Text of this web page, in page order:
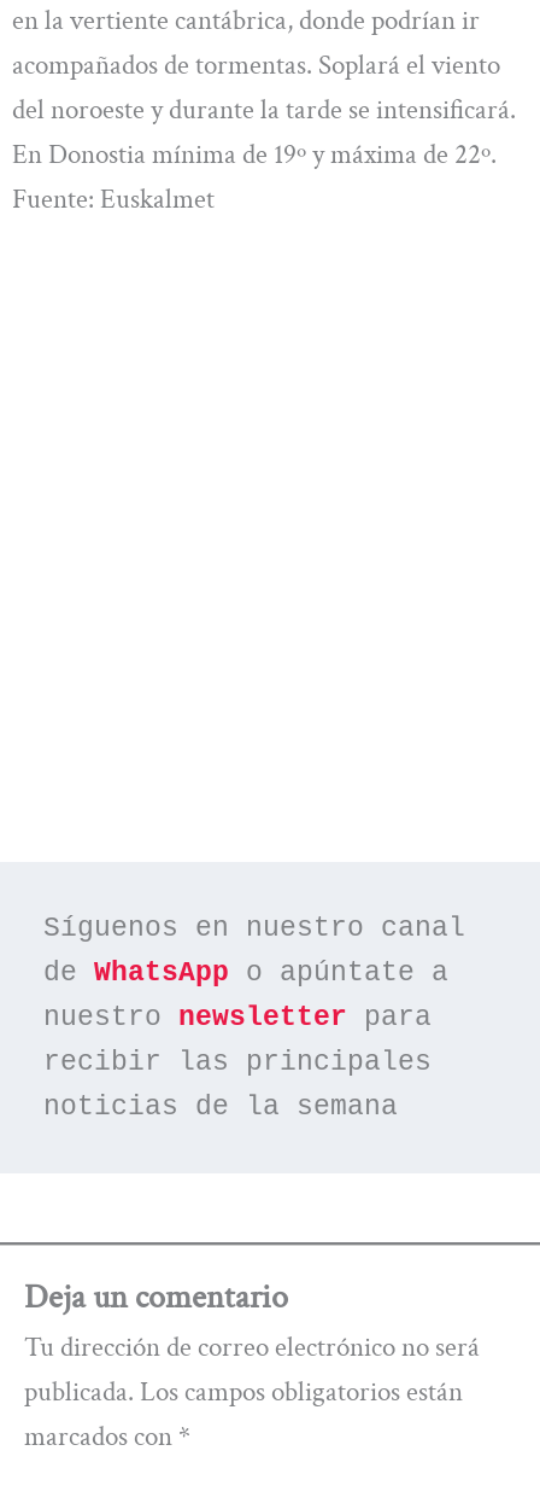
en la vertiente cantábrica, donde podrían ir
acompañados de tormentas. Soplará el viento
del noroeste y durante la tarde se intensificará.
En Donostia mínima de 19º y máxima de 22º.
Fuente: Euskalmet
Síguenos en nuestro canal
de WhatsApp o apúntate a
nuestro newsletter para
recibir las principales
noticias de la semana
Deja un comentario
Tu dirección de correo electrónico no será
publicada. Los campos obligatorios están
marcados con *